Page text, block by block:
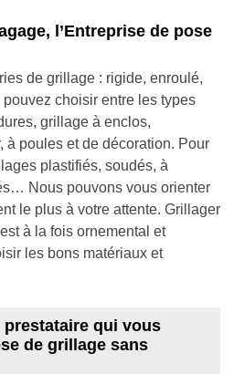
l’Entreprise de pose
de grillage : rigide, enroulé,
choisir entre les types
grillage à enclos,
à poules et de décoration. Pour
plastifiés, soudés, à
Nous pouvons vous orienter
le plus à votre attente. Grillager
à la fois ornemental et
les bons matériaux et
prestataire qui vous
de grillage sans